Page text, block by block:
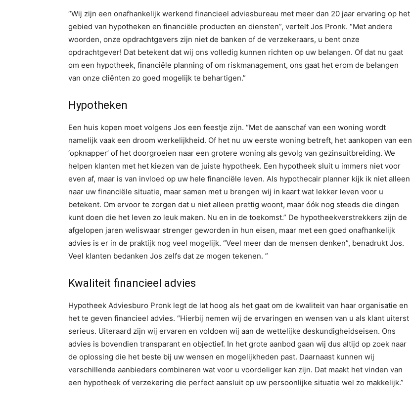
“Wij zijn een onafhankelijk werkend financieel adviesbureau met meer dan 20 jaar ervaring op het
gebied van hypotheken en financiële producten en diensten”, vertelt Jos Pronk. “Met andere
woorden, onze opdrachtgevers zijn niet de banken of de verzekeraars, u bent onze
opdrachtgever! Dat betekent dat wij ons volledig kunnen richten op uw belangen. Of dat nu gaat
om een hypotheek, financiële planning of om riskmanagement, ons gaat het erom de belangen
van onze cliënten zo goed mogelijk te behartigen.”
Hypotheken
Een huis kopen moet volgens Jos een feestje zijn. “Met de aanschaf van een woning wordt
namelijk vaak een droom werkelijkheid. Of het nu uw eerste woning betreft, het aankopen van een
‘opknapper’ of het doorgroeien naar een grotere woning als gevolg van gezinsuitbreiding. We
helpen klanten met het kiezen van de juiste hypotheek. Een hypotheek sluit u immers niet voor
even af, maar is van invloed op uw hele financiële leven. Als hypothecair planner kijk ik niet alleen
naar uw financiële situatie, maar samen met u brengen wij in kaart wat lekker leven voor u
betekent. Om ervoor te zorgen dat u niet alleen prettig woont, maar óók nog steeds die dingen
kunt doen die het leven zo leuk maken. Nu en in de toekomst.” De hypotheekverstrekkers zijn de
afgelopen jaren weliswaar strenger geworden in hun eisen, maar met een goed onafhankelijk
advies is er in de praktijk nog veel mogelijk. “Veel meer dan de mensen denken”, benadrukt Jos.
Veel klanten bedanken Jos zelfs dat ze mogen tekenen. ”
Kwaliteit financieel advies
Hypotheek Adviesburo Pronk legt de lat hoog als het gaat om de kwaliteit van haar organisatie en
het te geven financieel advies. “Hierbij nemen wij de ervaringen en wensen van u als klant uiterst
serieus. Uiteraard zijn wij ervaren en voldoen wij aan de wettelijke deskundigheidseisen. Ons
advies is bovendien transparant en objectief. In het grote aanbod gaan wij dus altijd op zoek naar
de oplossing die het beste bij uw wensen en mogelijkheden past. Daarnaast kunnen wij
verschillende aanbieders combineren wat voor u voordeliger kan zijn. Dat maakt het vinden van
een hypotheek of verzekering die perfect aansluit op uw persoonlijke situatie wel zo makkelijk.”